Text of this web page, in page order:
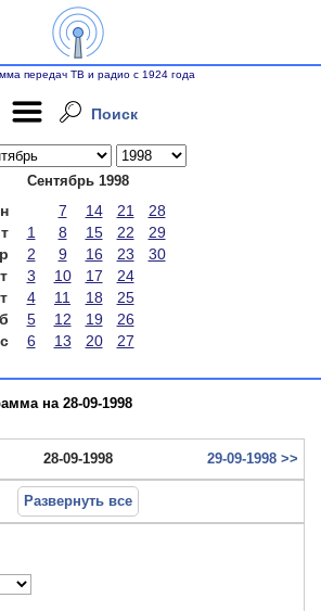
передач ТВ и радио с 1924 года
Поиск
Сентябрь 1998
7 14 21
28
1 8 15 22
29
2 9 16 23
30
3 10 17
24
4 11 18
25
5 12 19
26
6 13 20 27
на 28-09-1998
28-09-1998 29-09-1998 >>
Развернуть все